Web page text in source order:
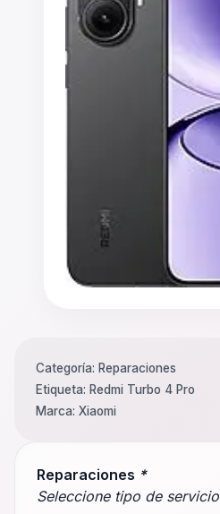
Reparaciones *
Seleccione tipo de servicio
Categoría: Reparaciones
Etiqueta: Redmi Turbo 4 Pro
Marca: Xiaomi